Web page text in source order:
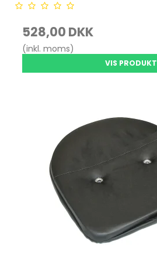
528,00 DKK
(inkl. moms)
VIS PRODUKT